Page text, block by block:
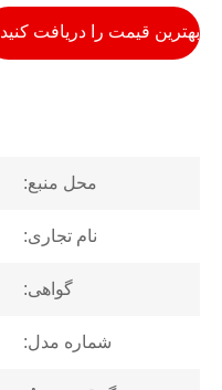
بهترین قیمت را دریافت کنید
محل منبع:
نام تجاری:
گواهی:
شماره مدل: